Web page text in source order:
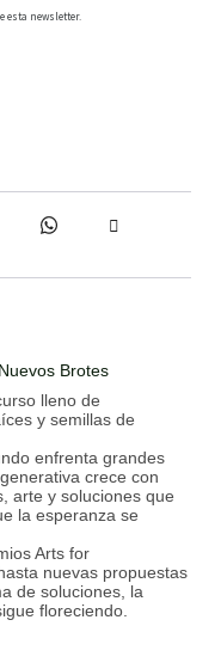
esta newsletter.
Brotes
lleno de
y semillas de
enfrenta grandes
crece con
arte y soluciones que
la esperanza se
Arts for
nuevas propuestas
de soluciones, la
floreciendo.